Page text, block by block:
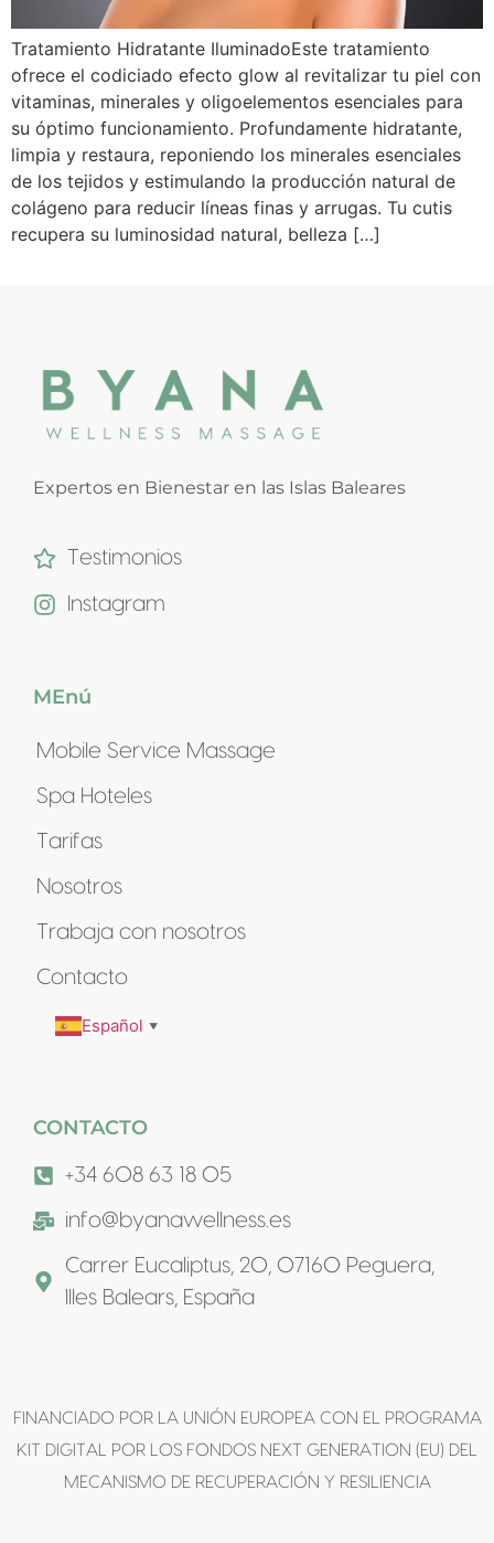
Tratamiento Hidratante IluminadoEste tratamiento
ofrece el codiciado efecto glow al revitalizar tu piel con
vitaminas, minerales y oligoelementos esenciales para
su óptimo funcionamiento. Profundamente hidratante,
limpia y restaura, reponiendo los minerales esenciales
de los tejidos y estimulando la producción natural de
colágeno para reducir líneas finas y arrugas. Tu cutis
recupera su luminosidad natural, belleza […]
Expertos en Bienestar en las Islas Baleares
Testimonios
Instagram
MEnú
Mobile Service Massage
Spa Hoteles
Tarifas
Nosotros
Trabaja con nosotros
Contacto
Español ▼
CONTACTO
+34 608 63 18 05
info@byanawellness.es
Carrer Eucaliptus, 20, 07160 Peguera,
Illes Balears, España
FINANCIADO POR LA UNIÓN EUROPEA CON EL PROGRAMA
KIT DIGITAL POR LOS FONDOS NEXT GENERATION (EU) DEL
MECANISMO DE RECUPERACIÓN Y RESILIENCIA